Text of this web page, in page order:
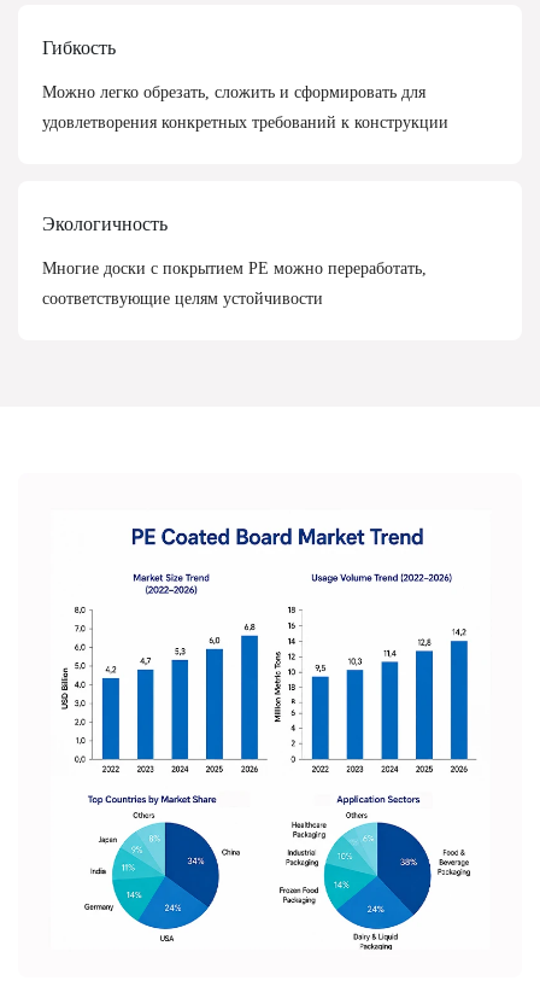
Гибкость
Можно легко обрезать, сложить и сформировать для
удовлетворения конкретных требований к конструкции
Экологичность
Многие доски с покрытием PE можно переработать,
соответствующие целям устойчивости